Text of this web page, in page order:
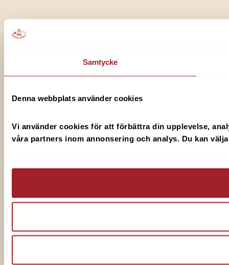
Samtycke
Denna webbplats använder cookies
Vi använder cookies för att förbättra din upplevelse,
våra partners inom annonsering och analys. Du kan